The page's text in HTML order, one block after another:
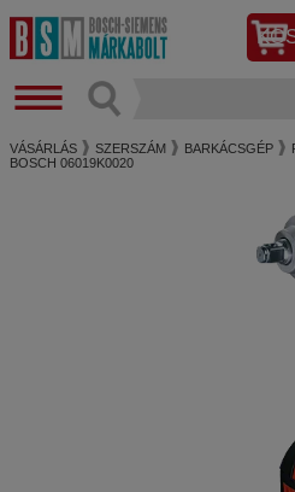
VÁSÁRLÁS SZERSZÁM BARKÁCSGÉP
BOSCH 06019K0020